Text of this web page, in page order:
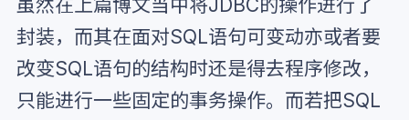
虽然在上篇博文当中将JDBC的操作进行了
封装，而其在面对SQL语句可变动亦或者要
改变SQL语句的结构时还是得去程序修改，
只能进行一些固定的事务操作。而若把SQL